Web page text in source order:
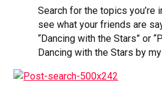
Search for the topics you’re
see what your friends are
“Dancing with the Stars” or
Dancing with the Stars by